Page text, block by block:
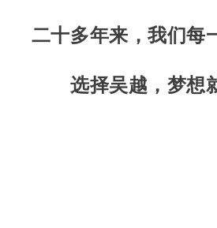
二十多年来，我们每
选择吴越，梦想